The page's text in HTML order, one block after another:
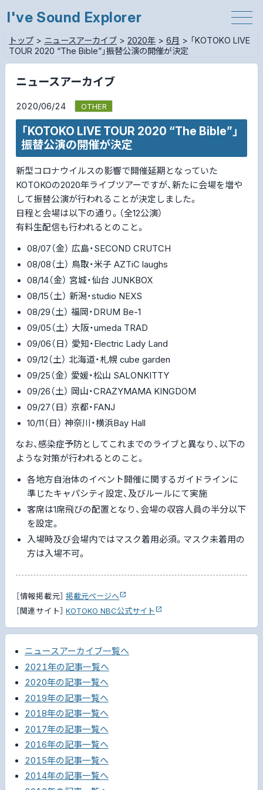
I've Sound Explorer
トップ> ニュースアーカイブ> 2020年> 6月 > 「KOTOKO LIVE
TOUR 2020 “The Bible”」振替公演の開催が決定
ニュースアーカイブ
2020/06/24 OTHER
「KOTOKO LIVE TOUR 2020 “The Bible”」
振替公演の開催が決定
新型コロナウイルスの影響で開催延期となっていた
KOTOKOの2020年ライブツアーですが、新たに会場を増や
して振替公演が行われることが決定しました。
日程と会場は以下の通り。（全12公演）
有料生配信も行われるとのこと。
08/07（金） 広島・SECOND CRUTCH
08/08（土） 鳥取・米子 AZTiC laughs
08/14（金） 宮城・仙台 JUNKBOX
08/15（土） 新潟・studio NEXS
08/29（土） 福岡・DRUM Be-1
09/05（土） 大阪・umeda TRAD
09/06（日） 愛知・Electric Lady Land
09/12（土） 北海道・札幌 cube garden
09/25（金） 愛媛・松山 SALONKITTY
09/26（土） 岡山・CRAZYMAMA KINGDOM
09/27（日） 京都・FANJ
10/11（日） 神奈川・横浜Bay Hall
なお、感染症予防としてこれまでのライブと異なり、以下の
ような対策が行われるとのこと。
各地方自治体のイベント開催に関するガイドラインに
準じたキャパシティ設定、及びルールにて実施
客席は1席飛びの配置となり、会場の収容人員の半分以下
を設定。
入場時及び会場内ではマスク着用必須。マスク未着用の
方は入場不可。
［情報掲載元］ 掲載元ページへ
［関連サイト］ KOTOKO NBC公式サイト
ニュースアーカイブ一覧へ
2021年の記事一覧へ
2020年の記事一覧へ
2019年の記事一覧へ
2018年の記事一覧へ
2017年の記事一覧へ
2016年の記事一覧へ
2015年の記事一覧へ
2014年の記事一覧へ